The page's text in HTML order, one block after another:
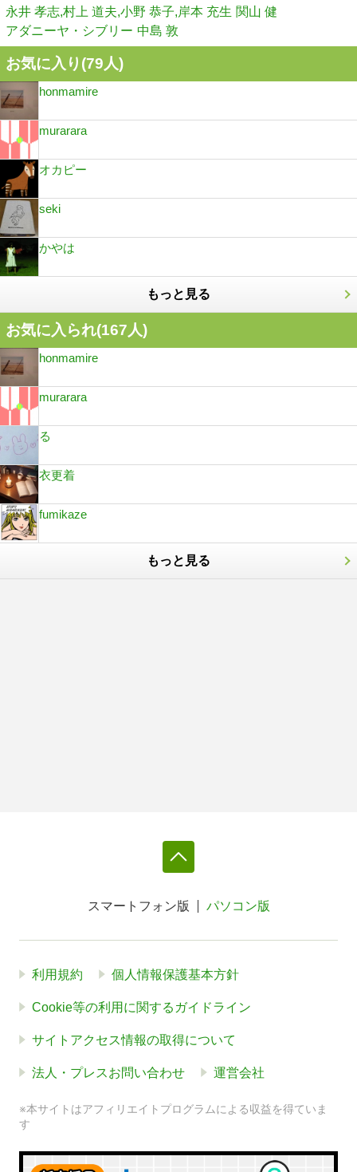
永井 孝志,村上 道夫,小野 恭子,岸本 充生 関山 健
アダニーヤ・シブリー 中島 敦
お気に入り(79人)
honmamire
murarara
オカピー
seki
かやは
もっと見る
お気に入られ(167人)
honmamire
murarara
る
衣更着
fumikaze
もっと見る
スマートフォン版 パソコン版
利用規約 個人情報保護基本方針
Cookie等の利用に関するガイドライン
サイトアクセス情報の取得について
法人・プレスお問い合わせ 運営会社
※本サイトはアフィリエイトプログラムによる収益を得ていま
す